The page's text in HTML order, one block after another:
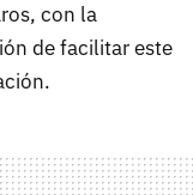
con la
de facilitar este